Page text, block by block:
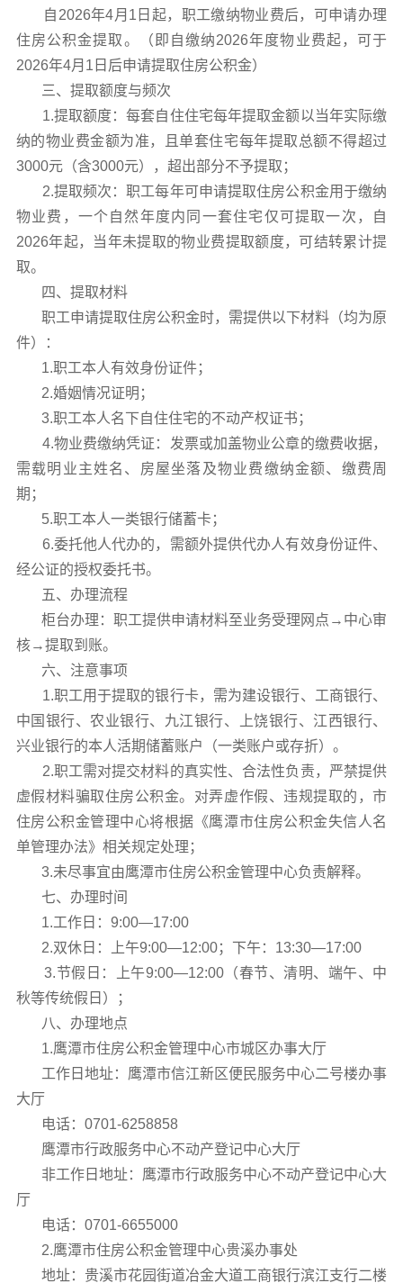
自2026年4月1日起，职工缴纳物业费后，可申请办理
住房公积金提取。（即自缴纳2026年度物业费起，可于
2026年4月1日后申请提取住房公积金）
三、提取额度与频次
1.提取额度：每套自住住宅每年提取金额以当年实际缴
纳的物业费金额为准，且单套住宅每年提取总额不得超过
3000元（含3000元），超出部分不予提取；
2.提取频次：职工每年可申请提取住房公积金用于缴纳
物业费，一个自然年度内同一套住宅仅可提取一次，自
2026年起，当年未提取的物业费提取额度，可结转累计提
取。
四、提取材料
职工申请提取住房公积金时，需提供以下材料（均为原
件）：
1.职工本人有效身份证件；
2.婚姻情况证明；
3.职工本人名下自住住宅的不动产权证书；
4.物业费缴纳凭证：发票或加盖物业公章的缴费收据，
需载明业主姓名、房屋坐落及物业费缴纳金额、缴费周
期；
5.职工本人一类银行储蓄卡；
6.委托他人代办的，需额外提供代办人有效身份证件、
经公证的授权委托书。
五、办理流程
柜台办理：职工提供申请材料至业务受理网点→中心审
核→提取到账。
六、注意事项
1.职工用于提取的银行卡，需为建设银行、工商银行、
中国银行、农业银行、九江银行、上饶银行、江西银行、
兴业银行的本人活期储蓄账户（一类账户或存折）。
2.职工需对提交材料的真实性、合法性负责，严禁提供
虚假材料骗取住房公积金。对弄虚作假、违规提取的，市
住房公积金管理中心将根据《鹰潭市住房公积金失信人名
单管理办法》相关规定处理；
3.未尽事宜由鹰潭市住房公积金管理中心负责解释。
七、办理时间
1.工作日：9:00—17:00
2.双休日：上午9:00—12:00；下午：13:30—17:00
3.节假日：上午9:00—12:00（春节、清明、端午、中
秋等传统假日）；
八、办理地点
1.鹰潭市住房公积金管理中心市城区办事大厅
工作日地址：鹰潭市信江新区便民服务中心二号楼办事
大厅
电话：0701-6258858
鹰潭市行政服务中心不动产登记中心大厅
非工作日地址：鹰潭市行政服务中心不动产登记中心大
厅
电话：0701-6655000
2.鹰潭市住房公积金管理中心贵溪办事处
地址：贵溪市花园街道冶金大道工商银行滨江支行二楼